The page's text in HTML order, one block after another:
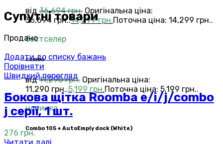
від 36,694грн. Оригінальна ціна:
36,694 грн..14,299грн.Поточна ціна: 14,299 грн..
бестселер
combo
від11,290грн. Оригінальна ціна:
11,290 грн..5,199 грн.Поточна ціна: 5,199 грн..
новинка
Combo 105 + AutoEmply dock (White)
Супутні товари
Продано
Додати до списку бажань
Порівняти
Швидкий перегляд
Бокова щітка Roomba е/і/j/combo
j серії, 1 шт.
276 грн.
Читати далі